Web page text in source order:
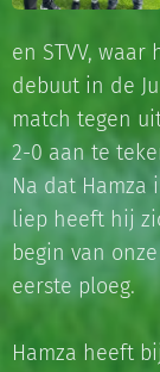
en STVV,
debuut in de
match tegen
2-0 aan te
Na dat Hamza
liep heeft hij
begin van
eerste ploeg.
Hamza heeft